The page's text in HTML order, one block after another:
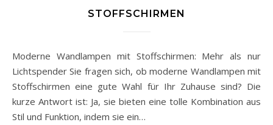
STOFFSCHIRMEN
Moderne Wandlampen mit Stoffschirmen: Mehr als nur
Lichtspender Sie fragen sich, ob moderne Wandlampen mit
Stoffschirmen eine gute Wahl für Ihr Zuhause sind? Die
kurze Antwort ist: Ja, sie bieten eine tolle Kombination aus
Stil und Funktion, indem sie ein…